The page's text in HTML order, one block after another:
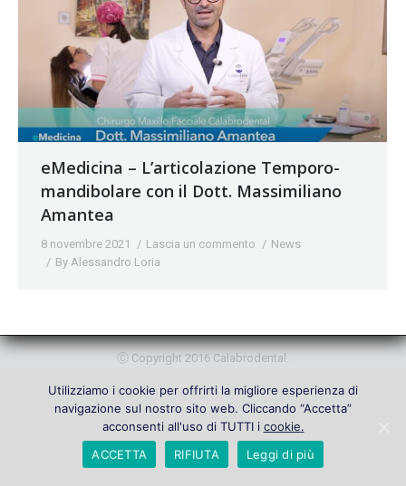
eMedicina – L’articolazione Temporo-
mandibolare con il Dott. Massimiliano
Amantea
8 novembre 2021 Lascia un commento
News
By Alessandro Loria
Ⓒ Copyright 2016 Calabrodental.
Utilizziamo i cookie per offrirti la migliore esperienza di
navigazione sul nostro sito web. Cliccando “Accetta”
acconsenti all'uso di TUTTI i cookie.
ACCETTA
RIFIUTA Leggi di più